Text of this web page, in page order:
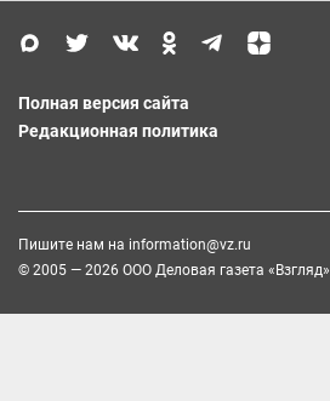
Полная версия сайта
Редакционная политика
Пишите нам на information@vz.ru
© 2005 — 2026 ООО Деловая газета «Взгляд»